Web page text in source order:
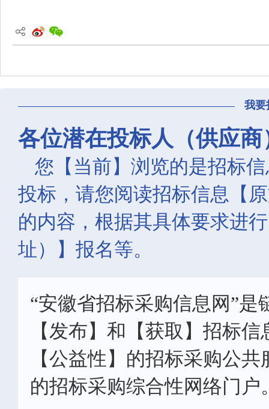
我要
各位潜在投标人（供应商
您【当前】浏览的是招标
投标，请您阅读招标信息【
的内容，根据其具体要求进
址）】报名等。
“安徽省招标采购信息网”
【发布】和【获取】招标
【公益性】的招标采购公
的招标采购综合性网络门户